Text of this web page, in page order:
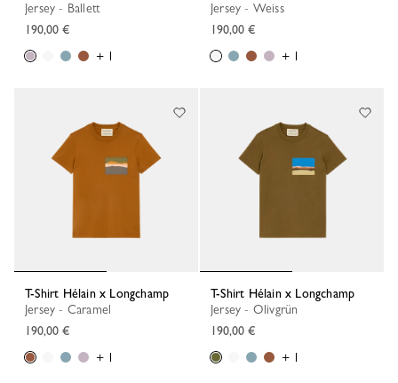
Jersey - Ballett
190,00 €
+ 1
Jersey - Weiss
190,00 €
+ 1
T-Shirt Hélain x Longchamp
Jersey - Caramel
190,00 €
+ 1
T-Shirt Hélain x Longchamp
Jersey - Olivgrün
190,00 €
+ 1